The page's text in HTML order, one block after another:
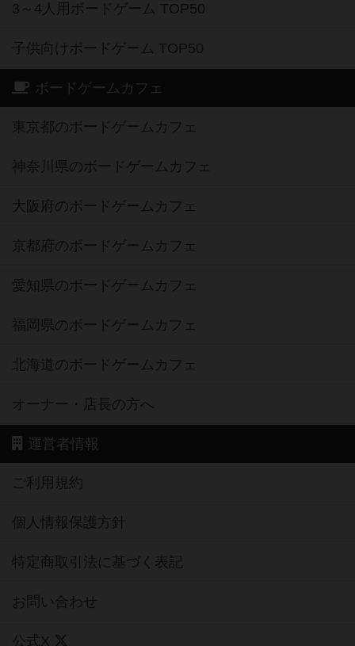
3～4人用ボードゲーム TOP50
子供向けボードゲーム TOP50
ボードゲームカフェ
東京都のボードゲームカフェ
神奈川県のボードゲームカフェ
大阪府のボードゲームカフェ
京都府のボードゲームカフェ
愛知県のボードゲームカフェ
福岡県のボードゲームカフェ
北海道のボードゲームカフェ
オーナー・店長の方へ
運営者情報
ご利用規約
個人情報保護方針
特定商取引法に基づく表記
お問い合わせ
公式X